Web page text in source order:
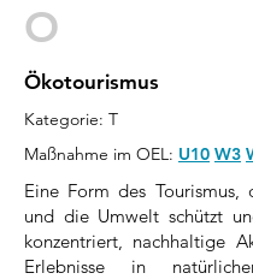
O
Ökotourismus
Kategorie: T
Maßnahme im OEL: U10 W3
Eine Form des
und die Umwelt schützt
konzentriert, nachhaltige
Erlebnisse in